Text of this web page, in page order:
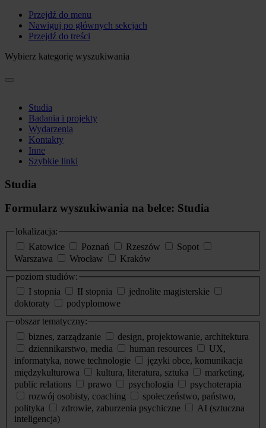
Przejdź do menu
Nawiguj po głównych sekcjach
Przejdź do treści
Wybierz kategorię wyszukiwania
Studia
Badania i projekty
Wydarzenia
Kontakty
Inne
Szybkie linki
Studia
Formularz wyszukiwania na belce: Studia
lokalizacja:
Katowice
Poznań Rzeszów
Sopot
Warszawa
Wrocław
Kraków
poziom studiów:
I stopnia
II stopnia
jednolite magisterskie
doktoraty
podyplomowe
obszar tematyczny:
biznes, zarządzanie
design, projektowanie, architektura
dziennikarstwo, media
human resources
UX,
informatyka, nowe technologie
języki obce, komunikacja
międzykulturowa
kultura, literatura, sztuka
marketing,
public relations
prawo psychologia
psychoterapia
rozwój osobisty, coaching
społeczeństwo, państwo,
polityka
zdrowie, zaburzenia psychiczne
AI (sztuczna
inteligencja)